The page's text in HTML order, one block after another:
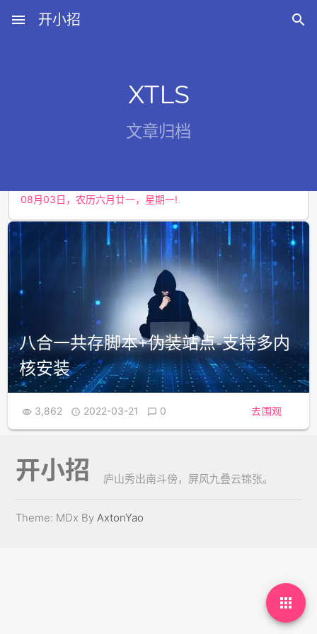
menu 开小招 
XTLS
文章归档
八合一共存脚本+伪装站点-支持多内
核安装
 3,862  2022-03-21  0 去围观

开小招 庐山秀出南斗傍，屏风九叠云锦张。
Theme: MDx ByAxtonYao
08月07日，农历六月廿五，星期五!
08月03日，农历六月廿一，星期一!